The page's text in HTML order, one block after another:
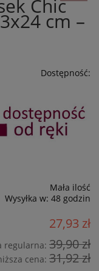
Chic
cm –
Dostępność:
Mała ilość
Wysyłka w: 48 godzin
27,93 zł
regularna: 39,90 zł
cena: 31,92 zł